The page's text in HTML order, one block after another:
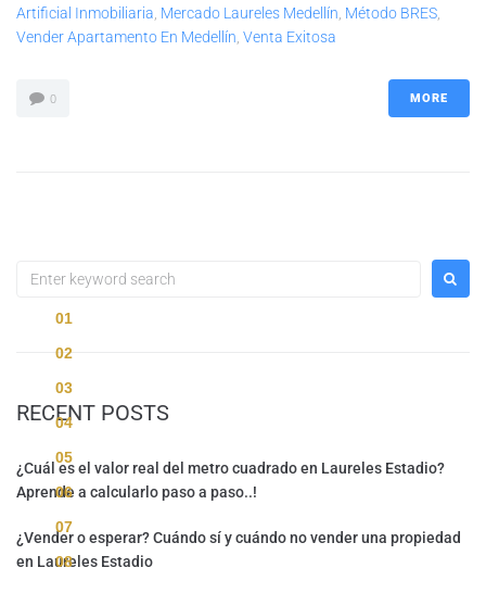
01
02
03
04
05
06
07
08
Artificial Inmobiliaria, Mercado Laureles Medellín, Método BRES,
Vender Apartamento En Medellín, Venta Exitosa
0 MORE
RECENT POSTS
¿Cuál es el valor real del metro cuadrado en Laureles Estadio?
Aprende a calcularlo paso a paso..!
¿Vender o esperar? Cuándo sí y cuándo no vender una propiedad
en Laureles Estadio